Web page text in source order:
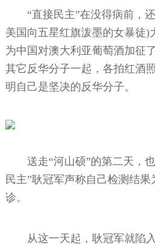
“直接民主”在没得病前，还
美国向五星红旗泼墨的女暴徒)
为中国对澳大利亚葡萄酒加征
其它反华分子一起，各拍红酒
明自己是坚决的反华分子。
送走“河山硕”的第二天，也
民主”耿冠军声称自己检测结
诊。
从这一天起，耿冠军就陷入